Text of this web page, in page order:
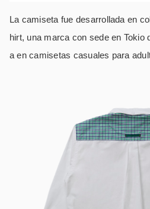
La camiseta fue desarrollada en
hirt, una marca con sede en Tokio
a en camisetas casuales para